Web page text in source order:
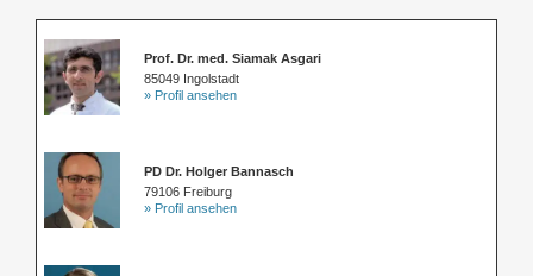
Prof. Dr. med. Siamak Asgari
85049 Ingolstadt
» Profil ansehen
PD Dr. Holger Bannasch
79106 Freiburg
» Profil ansehen